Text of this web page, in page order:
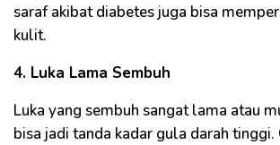
saraf akibat diabetes juga bisa
kulit.
4. Luka Lama Sembuh
Luka yang sembuh sangat lama atau
bisa jadi tanda kadar gula darah tinggi.